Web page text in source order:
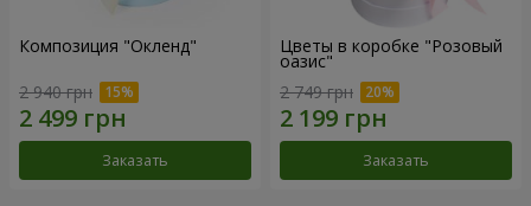
Композиция "Окленд"
2 940 грн
Заказать
Цветы в коробке "Розовый
оазис"
2 749 грн
Заказать